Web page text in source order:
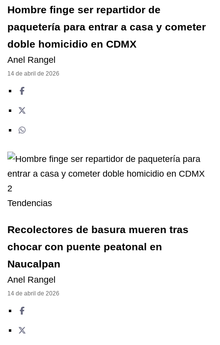
Hombre finge ser repartidor de
paquetería para entrar a casa y cometer
doble homicidio en CDMX
Anel Rangel
14 de abril de 2026
2
Tendencias
Recolectores de basura mueren tras
chocar con puente peatonal en
Naucalpan
Anel Rangel
14 de abril de 2026